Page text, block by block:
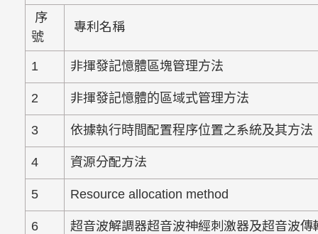
序
號
專利名稱
1 非揮發記憶體區塊管理方法
2 非揮發記憶體的區域式管理方法
3 依據執行時間配置程序位置之系統及其方法
4 資源分配方法
5 Resource allocation method
6 超音波解調器超音波神經刺激器及超音波傳